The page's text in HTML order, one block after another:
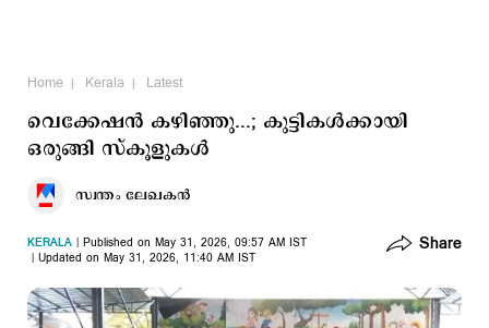
Home Kerala Latest
വെക്കേഷന്‍ കഴിഞ്ഞു...; കുട്ടികള്‍ക്കായി
ഒരുങ്ങി സ്കൂളുകള്‍
സ്വന്തം ലേഖകൻ
KERALA
Published on May 31, 2026, 09:57 AM IST
Updated on May 31, 2026, 11:40 AM IST
Share